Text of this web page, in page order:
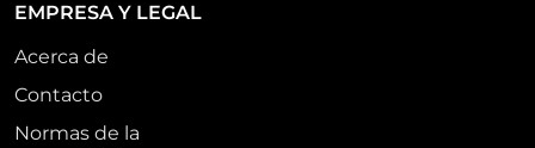
EMPRESA Y LEGAL
Acerca de
Contacto
Normas de la